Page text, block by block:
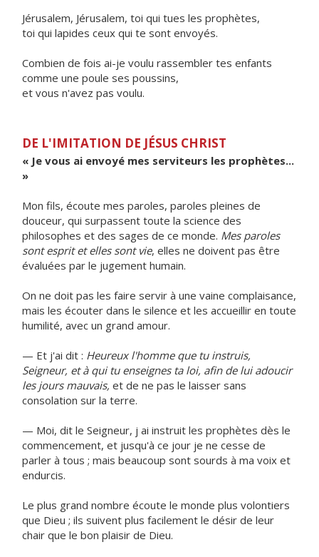
Jérusalem, Jérusalem, toi qui tues les prophètes,
toi qui lapides ceux qui te sont envoyés.
Combien de fois ai-je voulu rassembler tes enfants
comme une poule ses poussins,
et vous n'avez pas voulu.
DE L'IMITATION DE JÉSUS CHRIST
« Je vous ai envoyé mes serviteurs les prophètes...
»
Mon fils, écoute mes paroles, paroles pleines de
douceur, qui surpassent toute la science des
philosophes et des sages de ce monde. Mes paroles
sont esprit et elles sont vie, elles ne doivent pas être
évaluées par le jugement humain.
On ne doit pas les faire servir à une vaine complaisance,
mais les écouter dans le silence et les accueillir en toute
humilité, avec un grand amour.
— Et j'ai dit : Heureux l'homme que tu instruis,
Seigneur, et à qui tu enseignes ta loi, afin de lui adoucir
les jours mauvais, et de ne pas le laisser sans
consolation sur la terre.
— Moi, dit le Seigneur, j ai instruit les prophètes dès le
commencement, et jusqu'à ce jour je ne cesse de
parler à tous ; mais beaucoup sont sourds à ma voix et
endurcis.
Le plus grand nombre écoute le monde plus volontiers
que Dieu ; ils suivent plus facilement le désir de leur
chair que le bon plaisir de Dieu.